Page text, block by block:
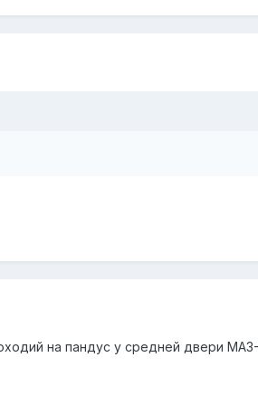
на пандус у средней двери МАЗ-